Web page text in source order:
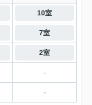
10室
7室
2室
-
-